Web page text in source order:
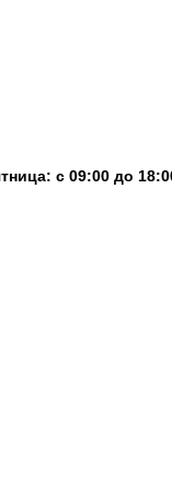
с 09:00 до